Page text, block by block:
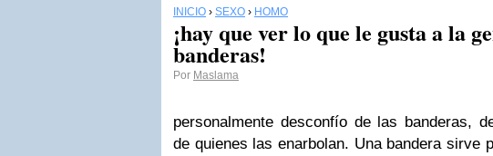
INICIO › SEXO › HOMO
¡hay que ver lo que le gusta a la
banderas!
Por Maslama
personalmente desconfío de las banderas,
de quienes las enarbolan. Una bandera sirve